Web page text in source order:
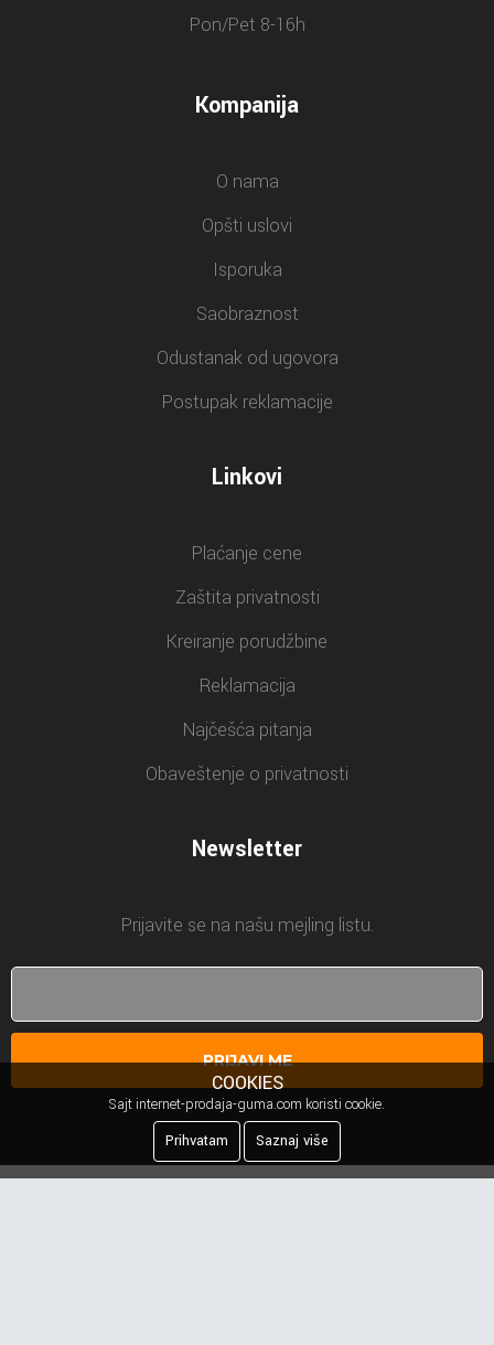
Pon/Pet 8-16h
Kompanija
O nama
Opšti uslovi
Isporuka
Saobraznost
Odustanak od ugovora
Postupak reklamacije
Linkovi
Plaćanje cene
Zaštita privatnosti
Kreiranje porudžbine
Reklamacija
Najčešća pitanja
Obaveštenje o privatnosti
Newsletter
Prijavite se na našu mejling listu.
PRIJAVI ME
COOKIES
Sajt internet-prodaja-guma.com koristi cookie.
Prihvatam
Saznaj više